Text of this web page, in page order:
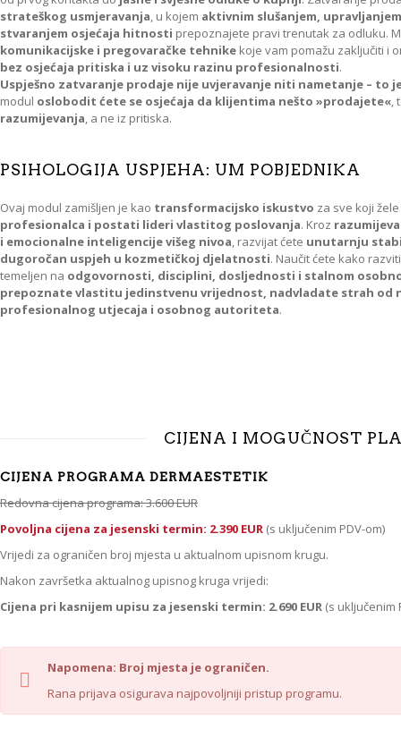
strateškog usmjeravanja, u kojem aktivnim slušanjem,
stvaranjem osjećaja hitnosti prepoznajete pravi trenutak za odluku.
komunikacijske i pregovaračke tehnike koje vam pomažu zaključiti i
bez osjećaja pritiska i uz visoku razinu profesionalnosti.
Uspješno zatvaranje prodaje nije uvjeravanje niti nametanje – to
modul oslobodit ćete se osjećaja da klijentima nešto »prodajete«,
razumijevanja, a ne iz pritiska.
PSIHOLOGIJA USPJEHA: UM POBJEDNIKA
Ovaj modul zamišljen je kao transformacijsko iskustvo za sve koji žele
profesionalca i postati lideri vlastitog poslovanja. Kroz
i emocionalne inteligencije višeg nivoa, razvijat ćete unutarnju
dugoročan uspjeh u kozmetičkoj djelatnosti. Naučit ćete kako
temeljen na odgovornosti, disciplini, dosljednosti i stalnom
prepoznate vlastitu jedinstvenu vrijednost, nadvladate strah od
profesionalnog utjecaja i osobnog autoriteta.
CIJENA I MOGUČNOST
CIJENA PROGRAMA DERMAESTETIK
Redovna cijena programa: 3.600 EUR
Povoljna cijena za jesenski termin: 2.390 EUR (s uključenim PDV-om)
Vrijedi za ograničen broj mjesta u aktualnom upisnom krugu.
Nakon završetka aktualnog upisnog kruga vrijedi:
Cijena pri kasnijem upisu za jesenski termin: 2.690 EUR (s uključenim
Napomena: Broj mjesta je ograničen.
Rana prijava osigurava najpovoljniji pristup programu.